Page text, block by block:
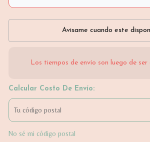
Avisame cuando este
Los tiempos de envío son luego de
Calcular Costo De Envío:
No sé mi código postal